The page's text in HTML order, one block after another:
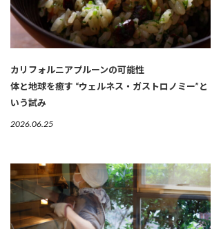
カリフォルニアプルーンの可能性
体と地球を癒す “ウェルネス・ガストロノミー”と
いう試み
2026.06.25